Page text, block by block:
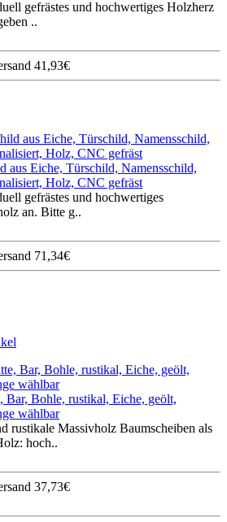
gefrästes und hochwertiges Holzherz
..
41,93€
aus Eiche, Türschild, Namensschild,
Holz, CNC gefräst
gefrästes und hochwertiges
an. Bitte g..
71,34€
Bar, Bohle, rustikal, Eiche, geölt,
wählbar
rustikale Massivholz Baumscheiben als
hoch..
37,73€